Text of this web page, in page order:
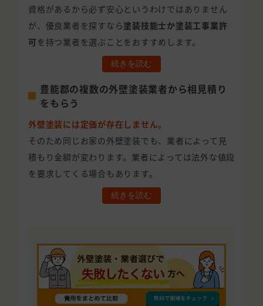
資格があるから必ず安心というわけではありません
が、優良業者を探すなら塗装技能士か塗装工事業許
可 を持つ業者を選ぶことをおすすめします。
続きを読む
豊能郡の複数の外壁塗装業者から相見積り
をもらう
外壁塗装には定価が存在しません。
そのため同じお家の外壁塗装でも、業者によって見
積もり金額が変わります。業者によっては法外な値段
を要求してくる場合もあります。
続きを読む